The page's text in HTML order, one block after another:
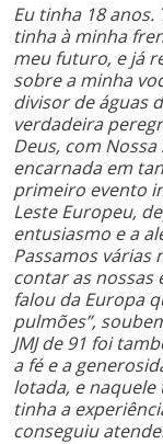
Eu tinha 18
tinha à minha
meu futuro, e já
sobre a minha
divisor de águas
verdadeira
Deus, com
encarnada em
primeiro evento
Leste Europeu,
entusiasmo e a
Passamos várias
contar as nossas
falou da Europa
pulmões”,
JMJ de 91 foi
a fé e a
lotada, e naquele
tinha a
conseguiu